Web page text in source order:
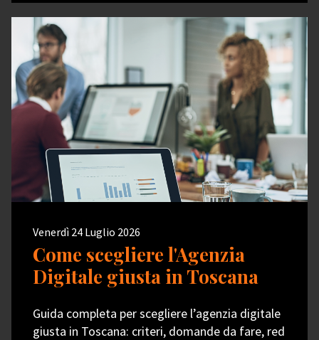
Venerdì 24 Luglio 2026
Come scegliere l'Agenzia
Digitale giusta in Toscana
Guida completa per scegliere l’agenzia digitale
giusta in Toscana: criteri, domande da fare, red